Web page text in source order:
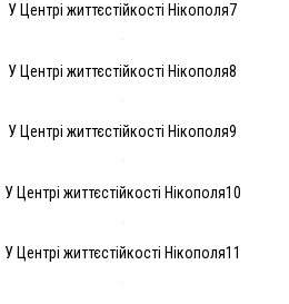
У Центрі життєстійкості Нікополя7
У Центрі життєстійкості Нікополя8
У Центрі життєстійкості Нікополя9
У Центрі життєстійкості Нікополя10
У Центрі життєстійкості Нікополя11